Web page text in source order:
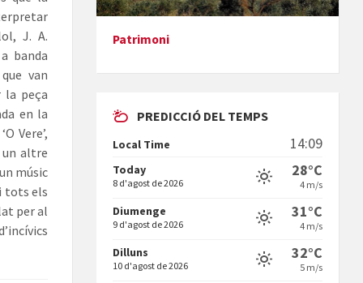
J. A.
banda
van
la peça
en la
Vere’,
un altre
músic
tots els
per al
mare&quot;, d'Emma Zafon
Patrimoni
PREDICCIÓ DEL TEMPS
Local Time 14:09
Today
8 d'agost de 2026
28°C
4 m/s
Diumenge
9 d'agost de 2026
31°C
4 m/s
Dilluns
10 d'agost de 2026
32°C
5 m/s